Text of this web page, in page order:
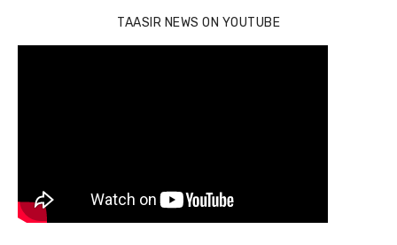
TAASIR NEWS ON YOUTUBE